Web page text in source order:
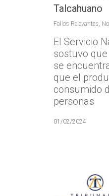
Talcahuano
Fallos Relevantes,
El Servicio
sostuvo
se
que el
consumido
personas
01/02/2024